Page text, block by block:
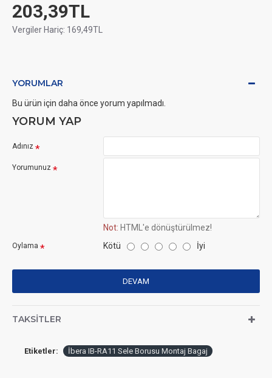
203,39TL
Vergiler Hariç: 169,49TL
YORUMLAR
Bu ürün için daha önce yorum yapılmadı.
YORUM YAP
Adınız
Yorumunuz
Not: HTML'e dönüştürülmez!
Oylama Kötü İyi
DEVAM
TAKSITLER
Etiketler: İbera IB-RA11 Sele Borusu Montaj Bagaj